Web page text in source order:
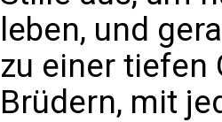
leben, und
zu einer tiefen
Brüdern, mit